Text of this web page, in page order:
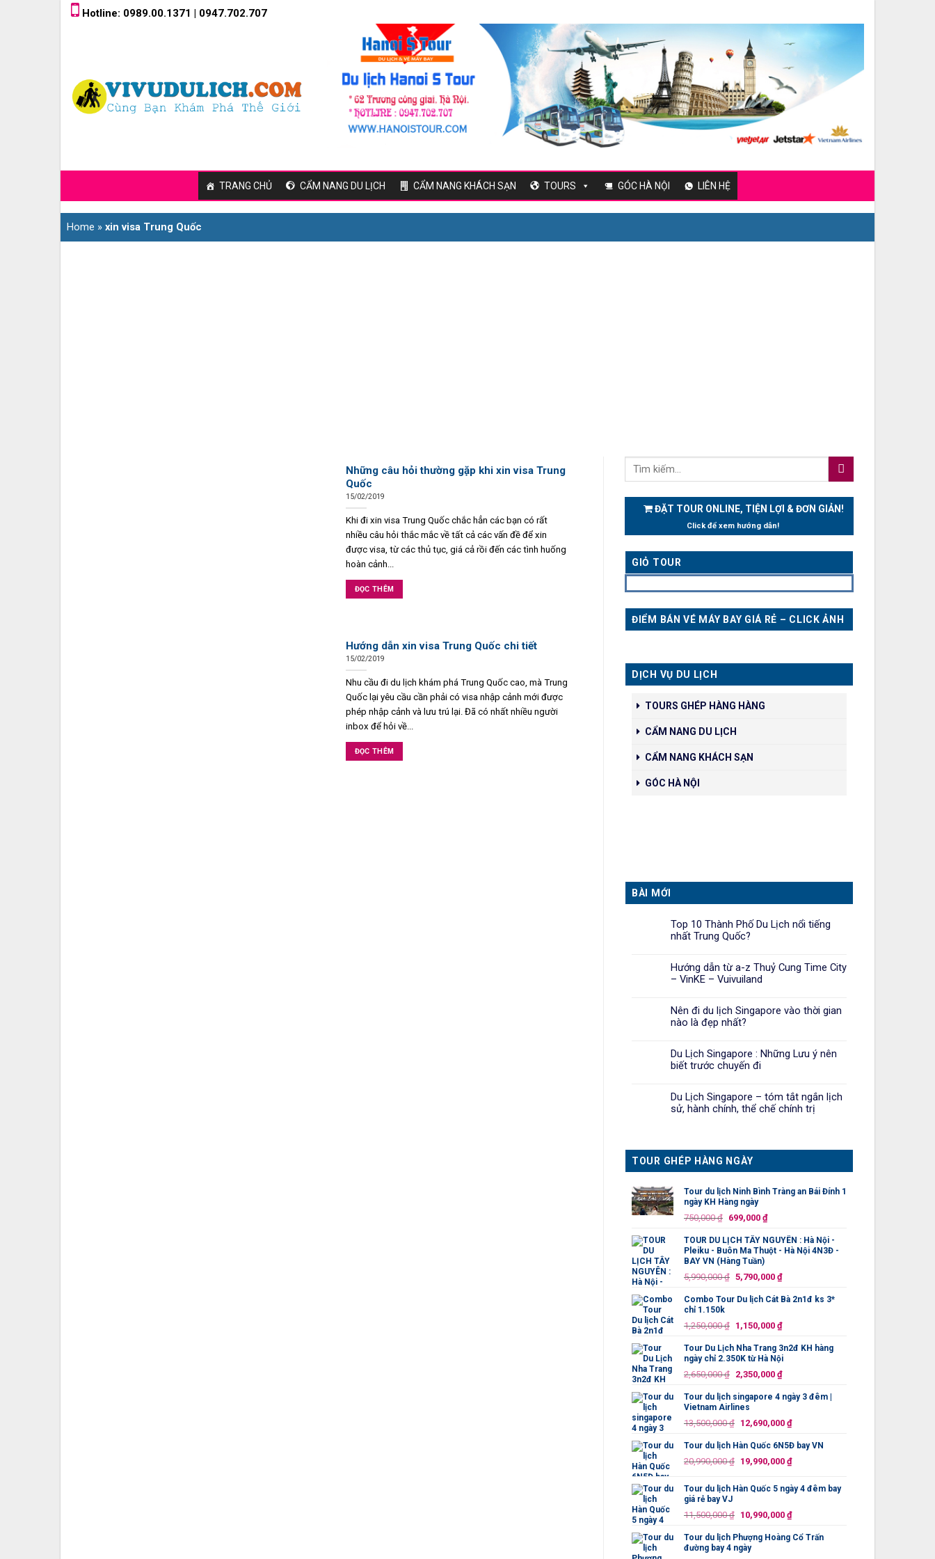
Skip Hotline: 0989.00.1371 | 0947.702.707
TRANG CHỦ CẨM NANG DU LỊCH CẨM NANG KHÁCH SẠN TOURS GÓC HÀ NỘI LIÊN HỆ
Home » xin visa Trung Quốc
Những câu hỏi thường gặp khi xin visa Trung
Quốc
15/02/2019
Khi đi xin visa Trung Quốc chắc hẳn các bạn có rất
nhiều câu hỏi thắc mắc về tất cả các vấn đề để xin
được visa, từ các thủ tục, giá cả rồi đến các tình huống
hoàn cảnh...
ĐỌC THÊM
Hướng dẫn xin visa Trung Quốc chi tiết
15/02/2019
Nhu cầu đi du lịch khám phá Trung Quốc cao, mà Trung
Quốc lại yêu cầu cần phải có visa nhập cảnh mới được
phép nhập cảnh và lưu trú lại. Đã có nhất nhiều người
inbox để hỏi về...
ĐỌC THÊM
ĐẶT TOUR ONLINE, TIỆN LỢI & ĐƠN GIẢN!
Click để xem hướng dẫn!
GIỎ TOUR
ĐIỂM BÁN VÉ MÁY BAY GIÁ RẺ – CLICK ẢNH
DỊCH VỤ DU LỊCH
TOURS GHÉP HÀNG HÀNG
CẨM NANG DU LỊCH
CẨM NANG KHÁCH SẠN
GÓC HÀ NỘI
BÀI MỚI
Top 10 Thành Phố Du Lịch nổi tiếng
nhất Trung Quốc?
Hướng dẫn từ a-z Thuỷ Cung Time City
– VinKE – Vuivuiland
Nên đi du lịch Singapore vào thời gian
nào là đẹp nhất?
Du Lịch Singapore : Những Lưu ý nên
biết trước chuyến đi
Du Lịch Singapore – tóm tắt ngắn lịch
sử, hành chính, thể chế chính trị
TOUR GHÉP HÀNG NGÀY
Tour du lịch Ninh Bình Tràng an Bái Đính 1
ngày KH Hàng ngày
750,000₫ Giá
là:
750,000 ₫.
699,000 ₫Giá
tại
là:
TOUR DU LỊCH TÂY NGUYÊN : Hà Nội -
Pleiku - Buôn Ma Thuột - Hà Nội 4N3Đ -
BAY VN (Hàng Tuần)
5,990,000₫ Giá
là:
5,790,000 ₫Giá
tại
5,790,000 ₫.
Combo Tour Du lịch Cát Bà 2n1đ ks 3*
chỉ 1.150k
1,250,000₫ Giá
là:
1,250,000 ₫.
1,150,000 ₫Giá
tại
là:
1,150,000 ₫.
Tour Du Lịch Nha Trang 3n2đ KH hàng
ngày chỉ 2.350K từ Hà Nội
2,650,000₫ Giá
là:
2,650,000 ₫.
2,350,000 ₫Giá
tại
2,350,000 ₫.
Tour du lịch singapore 4 ngày 3 đêm |
Vietnam Airlines
13,500,000₫ Giá
là:
13,500,000 ₫.
12,690,000 ₫Giá
tại
là:
Tour du lịch Hàn Quốc 6N5Đ bay VN
20,990,000₫ Giá
là:
19,990,000 ₫Giá
tại
19,990,000 ₫.
Tour du lịch Hàn Quốc 5 ngày 4 đêm bay
giá rẻ bay VJ
11,500,000₫ Giá
là:
11,500,000 ₫.
10,990,000 ₫Giá
tại
Tour du lịch Phượng Hoàng Cổ Trấn
đường bay 4 ngày